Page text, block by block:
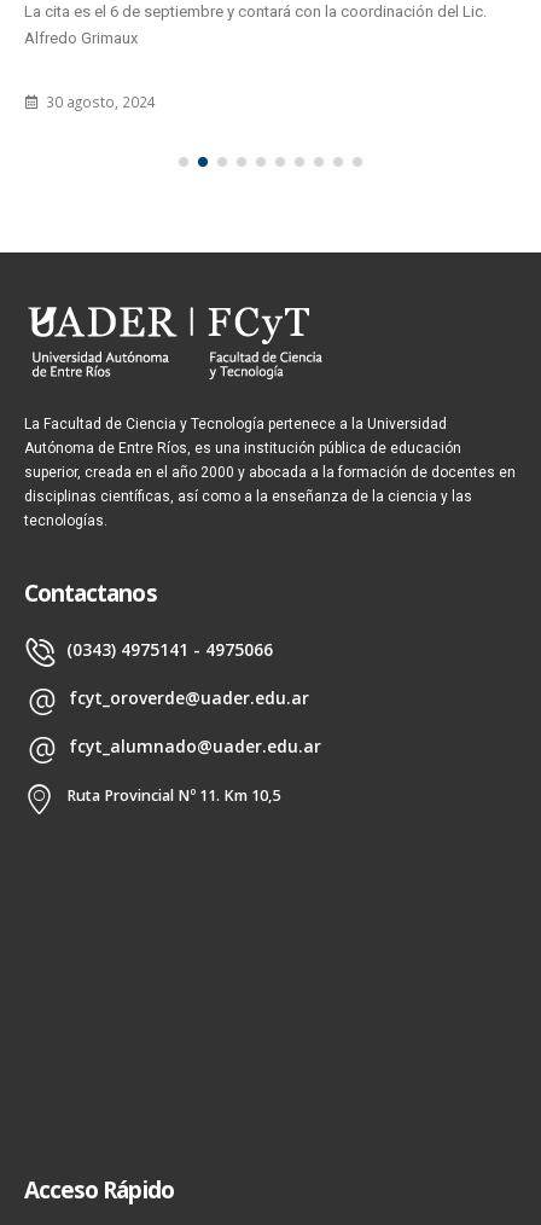
La cita es el 6 de septiembre y contará con la coordinación del Lic.
Alfredo Grimaux
30 agosto, 2024
La Facultad de Ciencia y Tecnología pertenece a la Universidad
Autónoma de Entre Ríos, es una institución pública de educación
superior, creada en el año 2000 y abocada a la formación de docentes en
disciplinas científicas, así como a la enseñanza de la ciencia y las
tecnologías.
Contactanos
(0343) 4975141 - 4975066
fcyt_oroverde@uader.edu.ar
fcyt_alumnado@uader.edu.ar
Ruta Provincial Nº 11. Km 10,5
Acceso Rápido